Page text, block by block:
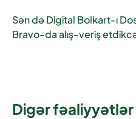
Sən də Digital Bolkart-ı
Bravo-da alış-veriş
Digər fəaliyyətlər